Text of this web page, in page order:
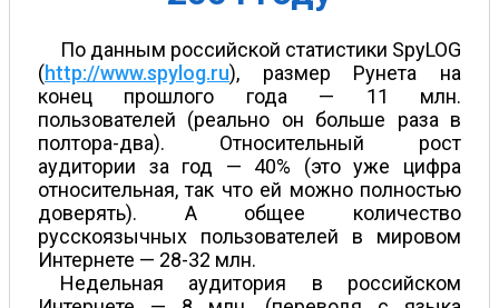
По данным российской статистики SpyLOG
(http://www.spylog.ru), размер Рунета на
конец прошлого года — 11 млн.
пользователей (реально он больше раза в
полтора-два). Относительный рост
аудитории за год — 40% (это уже цифра
относительная, так что ей можно полностью
доверять). А общее количество
русскоязычных пользователей в мировом
Интернете — 28-32 млн.
Недельная аудитория в российском